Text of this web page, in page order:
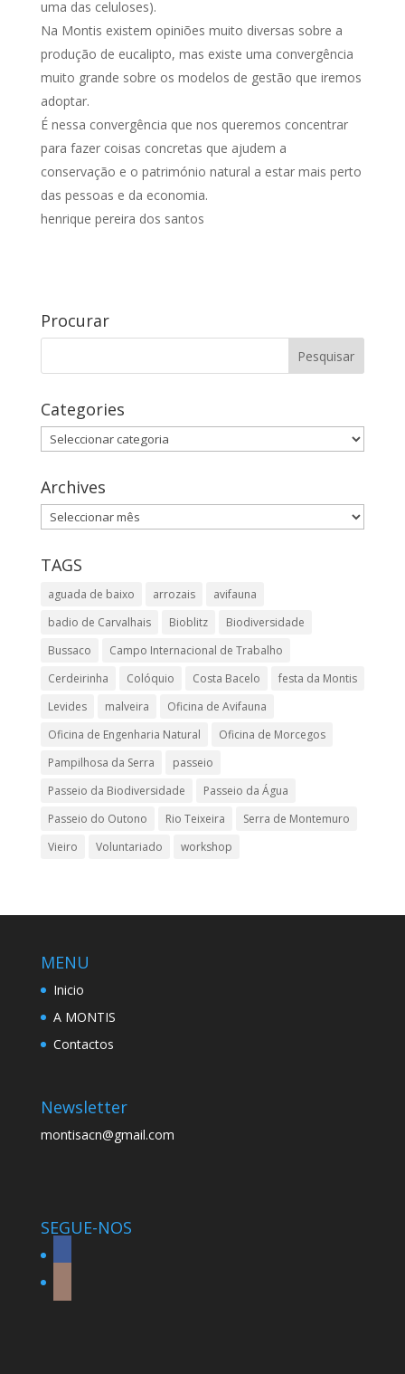
uma das celuloses).
Na Montis existem opiniões muito diversas sobre a
produção de eucalipto, mas existe uma convergência
muito grande sobre os modelos de gestão que iremos
adoptar.
É nessa convergência que nos queremos concentrar
para fazer coisas concretas que ajudem a
conservação e o património natural a estar mais perto
das pessoas e da economia.
henrique pereira dos santos
Procurar
Categories
Categories
Archives
Archives
TAGS
aguada de baixo arrozais
avifauna
badio de Carvalhais
Bioblitz
Biodiversidade
Bussaco
Campo Internacional de Trabalho
Cerdeirinha
Colóquio Costa Bacelo
festa da Montis
Levides
malveira
Oficina de Avifauna
Oficina de Engenharia Natural
Oficina de Morcegos
Pampilhosa da Serra
passeio
Passeio da Biodiversidade
Passeio da Água
Passeio do Outono
Rio Teixeira
Serra de Montemuro
Vieiro
Voluntariado workshop
MENU
Inicio
A MONTIS
Contactos
Newsletter
montisacn@gmail.com
SEGUE-NOS